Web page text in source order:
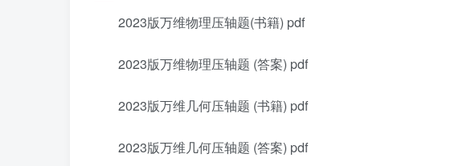
2023版万维物理压轴题(书籍) pdf
2023版万维物理压轴题 (答案) pdf
2023版万维几何压轴题 (书籍) pdf
2023版万维几何压轴题 (答案) pdf